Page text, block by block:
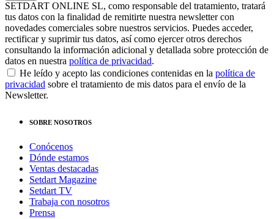
SETDART ONLINE SL, como responsable del tratamiento, tratará
tus datos con la finalidad de remitirte nuestra newsletter con
novedades comerciales sobre nuestros servicios. Puedes acceder,
rectificar y suprimir tus datos, así como ejercer otros derechos
consultando la información adicional y detallada sobre protección de
datos en nuestra política de privacidad.
He leído y acepto las condiciones contenidas en la política de
privacidad sobre el tratamiento de mis datos para el envío de la
Newsletter.
SOBRE NOSOTROS
Conócenos
Dónde estamos
Ventas destacadas
Setdart Magazine
Setdart TV
Trabaja con nosotros
Prensa